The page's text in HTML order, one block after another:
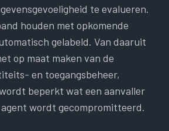
te evalueren.
houden met opkomende
gelabeld. Van daaruit
op maat maken van de
en toegangsbeheer,
beperkt wat een aanvaller
agent wordt gecompromitteerd.